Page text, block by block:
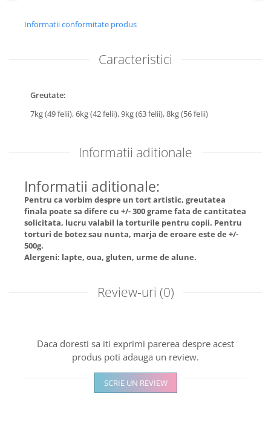
Informatii conformitate produs
Caracteristici
Greutate:
7kg (49 felii),6kg (42 felii),9kg (63 felii),8kg (56 felii)
Informatii aditionale
Informatii aditionale:
Pentru ca vorbim despre un tort artistic, greutatea
finala poate sa difere cu +/- 300 grame fata de cantitatea
solicitata, lucru valabil la torturile pentru copii. Pentru
torturi de botez sau nunta, marja de eroare este de +/-
500g.
Alergeni: lapte, oua, gluten, urme de alune.
Review-uri (0)
Daca doresti sa iti exprimi parerea despre acest
produs poti adauga un review.
SCRIE UN REVIEW